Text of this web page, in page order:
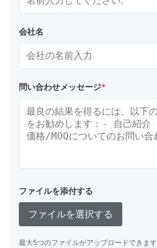
会社名
問い合わせメッセージ*
ファイルを添付する
ファイルを選択する
最大5つのファイルがアップロードできます